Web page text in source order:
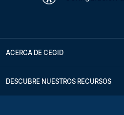
ACERCA DE CEGID
DESCUBRE NUESTROS RECURSOS